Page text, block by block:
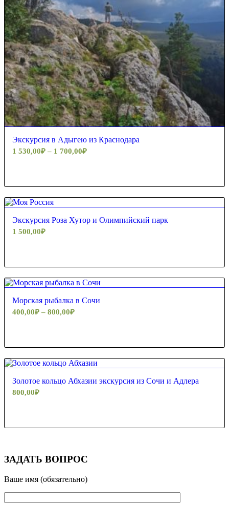
Экскурсия в Адыгею из Краснодара
1 530,00₽ – 1 700,00₽
4.80
Экскурсия Роза Хутор и Олимпийский парк
1 500,00₽
Морская рыбалка в Сочи
400,00₽ – 800,00₽
Золотое кольцо Абхазии экскурсия из Сочи и Адлера
800,00₽
ЗАДАТЬ ВОПРОС
Ваше имя (обязательно)